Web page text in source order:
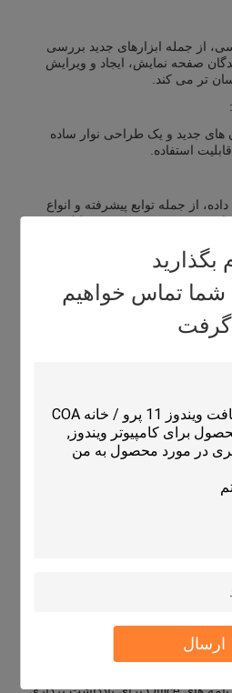
بگذارید
شما تماس خواهیم
گرفت
ارسال
از جمله ابزارهای جدید بررسی
صفحه نمایش، ایجاد و ویرایش
تر می کند.
های جدید و یک طراحی نوار ساده
استفاده.
از جمله توابع پیشرفته و انواع
در مدیریت و تجزیه و تحلیل
موثر.
برای نمایش دقیق تر داده ها.
حالت های پیشرفته نمایش اسلاید و
برای ایجاد ارائه های جذاب تر.
بر هوش مصنوعی برای پیشنهادات
جمله قالب بندی هوشمند و سبک های
بصری تر.
کمک به مدیریت استناد و مرجع.
ایمیل های مهم و گزینه های
ورودی.
برای محافظت در برابر تهدیدات